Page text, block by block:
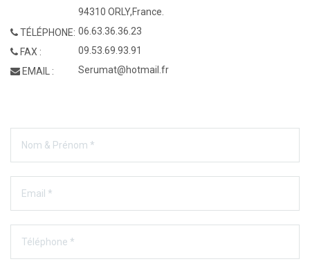
TÉLÉPHONE:
FAX :
EMAIL :
94310 ORLY,France.
06.63.36.36.23
09.53.69.93.91
Serumat@hotmail.fr